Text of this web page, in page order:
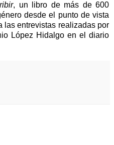
, un libro de más de 600
desde el punto de vista
las entrevistas realizadas por
López Hidalgo en el diario